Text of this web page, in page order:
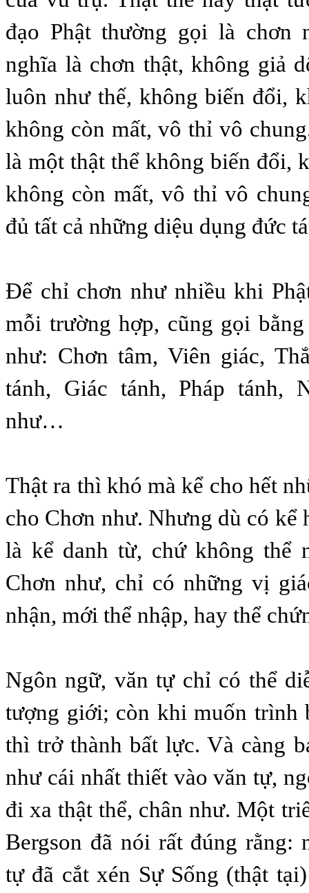
đạo Phật thường gọi là chơn
nghĩa là chơn thật, không giả
luôn như thế, không biến đổi,
không còn mất, vô thỉ vô
là một thật thể không biến đổi,
không còn mất, vô thỉ vô
đủ tất cả những diệu dụng đức
Ðể chỉ chơn như nhiều khi
mỗi trường hợp, cũng gọi
như: Chơn tâm, Viên giác,
tánh, Giác tánh, Pháp tánh,
như…
Thật ra thì khó mà kể cho hết
cho Chơn như. Nhưng dù có kể
là kể danh từ, chứ không thể
Chơn như, chỉ có những vị
nhận, mới thể nhập, hay thể
Ngôn ngữ, văn tự chỉ có thể
tượng giới; còn khi muốn trình
thì trở thành bất lực. Và càng
như cái nhất thiết vào văn tự,
đi xa thật thể, chân như. Một
Bergson đã nói rất đúng rằng:
tự đã cắt xén Sự Sống (thật